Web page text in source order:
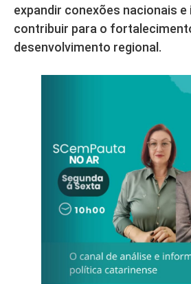
expandir conexões nacionais
contribuir para o
desenvolvimento regional.